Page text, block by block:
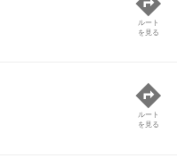
ルート
を見る
ルート
を見る